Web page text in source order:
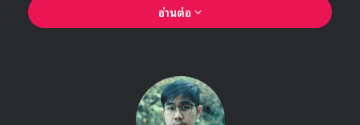
อ่านต่อ